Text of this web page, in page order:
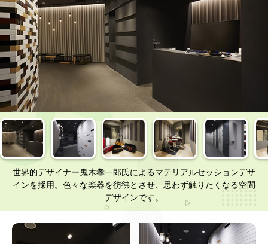
世界的デザイナー鬼木孝一郎氏によるマテリアルセッションデザ
インを採用。色々な楽器を彷彿とさせ、思わず触りたくなる空間
デザインです。